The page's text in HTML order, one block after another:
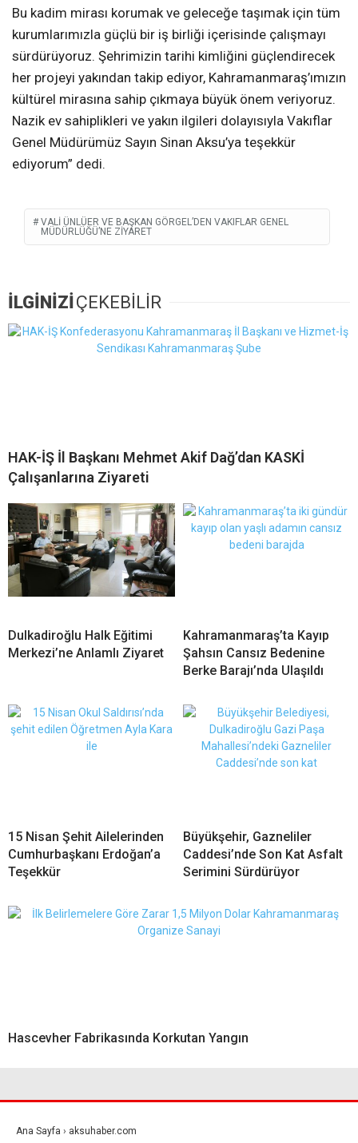
Bu kadim mirası korumak ve geleceğe taşımak için tüm
kurumlarımızla güçlü bir iş birliği içerisinde çalışmayı
sürdürüyoruz. Şehrimizin tarihi kimliğini güçlendirecek
her projeyi yakından takip ediyor, Kahramanmaraş’ımızın
kültürel mirasına sahip çıkmaya büyük önem veriyoruz.
Nazik ev sahiplikleri ve yakın ilgileri dolayısıyla Vakıflar
Genel Müdürümüz Sayın Sinan Aksu’ya teşekkür
ediyorum” dedi.
VALI ÜNLÜER VE BAŞKAN GÖRGEL’DEN VAKIFLAR GENEL
MÜDÜRLÜĞÜ’NE ZIYARET
İLGİNİZİÇEKEBİLİR
HAK-İŞ İl Başkanı Mehmet Akif Dağ’dan KASKİ
Çalışanlarına Ziyareti
Dulkadiroğlu Halk Eğitimi
Merkezi’ne Anlamlı Ziyaret
Kahramanmaraş’ta Kayıp
Şahsın Cansız Bedenine
Berke Barajı’nda Ulaşıldı
15 Nisan Şehit Ailelerinden
Cumhurbaşkanı Erdoğan’a
Teşekkür
Büyükşehir, Gazneliler
Caddesi’nde Son Kat Asfalt
Serimini Sürdürüyor
Hascevher Fabrikasında Korkutan Yangın
Ana Sayfa › aksuhaber.com